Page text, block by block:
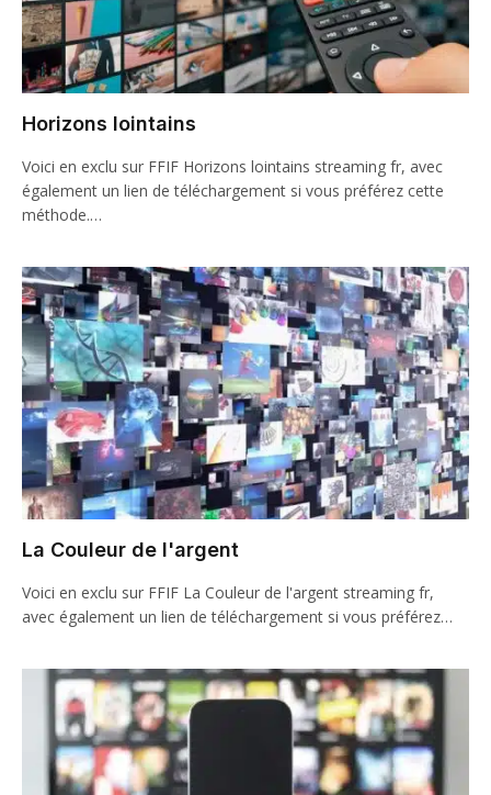
Horizons lointains
Voici en exclu sur FFIF Horizons lointains streaming fr, avec
également un lien de téléchargement si vous préférez cette
méthode.…
La Couleur de l'argent
Voici en exclu sur FFIF La Couleur de l'argent streaming fr,
avec également un lien de téléchargement si vous préférez…